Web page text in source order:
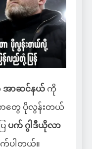
အာဆင်နယ် ကို
ာတွေ ပိုလွန်းတယ်
ပက် ဂွါဒီယိုလာ
ပါတယ်။